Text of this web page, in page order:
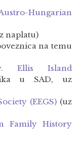
Hungarian
naplatu)
na temu
Ellis Island
u SAD, uz
(EEGS)(uz
Family History